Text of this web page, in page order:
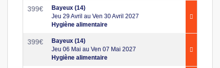
399€
Bayeux (14)
Jeu 29 Avril au Ven 30 Avril 2027
Hygiène alimentaire
399€
Bayeux (14)
Jeu 06 Mai au Ven 07 Mai 2027
Hygiène alimentaire